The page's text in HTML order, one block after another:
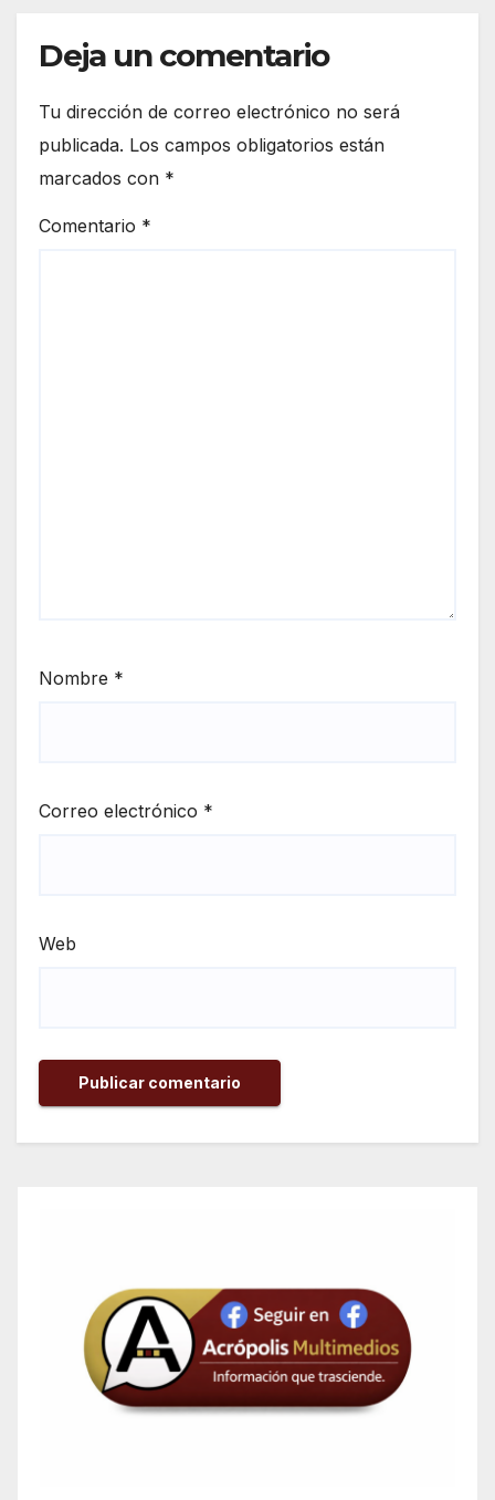
Deja un comentario
Tu dirección de correo electrónico no será
publicada. Los campos obligatorios están
marcados con *
Comentario *
Nombre *
Correo electrónico *
Web